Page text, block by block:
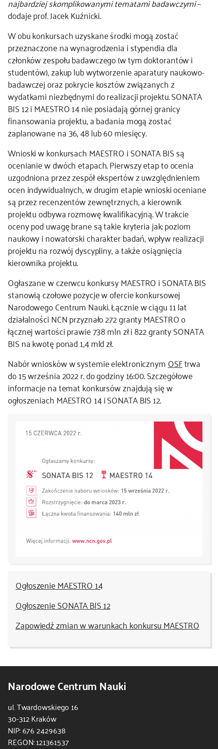
dodaje prof. Jacek Kuźnicki.
W obu konkursach uzyskane środki mogą zostać
przeznaczone na wynagrodzenia i stypendia dla
członków zespołu badawczego (w tym doktorantów i
studentów), zakup lub wytworzenie aparatury naukowo-
badawczej oraz pokrycie kosztów związanych z
wydatkami niezbędnymi do realizacji projektu. SONATA
BIS 12 i MAESTRO 14 nie posiadają górnej granicy
finansowania projektu, a badania mogą zostać
zaplanowane na 36, 48 lub 60 miesięcy.
Wnioski w konkursach MAESTRO i SONATA BIS są
ocenianie w dwóch etapach. Pierwszy etap to ocenia
uzgodniona przez zespół ekspertów z uwzględnieniem
ocen indywidualnych, w drugim etapie wnioski oceniane
są przez recenzentów zewnętrznych, a kierownik
projektu odbywa rozmowę kwalifikacyjną. W trakcie
oceny pod uwagę brane są takie kryteria jak: poziom
naukowy i nowatorski charakter badań, wpływ realizacji
projektu na rozwój dyscypliny, a także osiągnięcia
kierownika projektu.
Ogłaszane w czerwcu konkursy MAESTRO i SONATA BIS
stanowią czołowe pozycje w ofercie konkursowej
Narodowego Centrum Nauki. Łącznie w ciągu 11 lat
działalności NCN przyznało 272 granty MAESTRO o
łącznej wartości prawie 738 mln zł i 822 granty SONATA
BIS na kwotę ponad 1,4 mld zł.
Nabór wniosków w systemie elektronicznymOSFtrwa
do 15 września 2022 r. do godziny 16:00. Szczegółowe
informacje na temat konkursów znajdują się w
ogłoszeniach MAESTRO 14 i SONATA BIS 12.
Ogłoszenie MAESTRO 14
Ogłoszenie SONATA BIS 12
Zapowiedź zmian w warunkach konkursu MAESTRO
Narodowe Centrum Nauki
ul. Twardowskiego 16
30-312 Kraków
NIP: 676 2429638
REGON: 121361537